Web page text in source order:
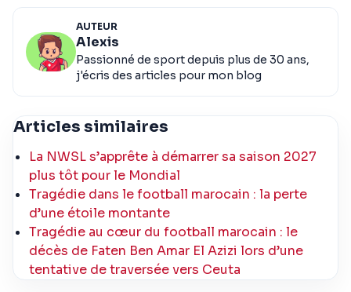
AUTEUR
Alexis
Passionné de sport depuis plus de 30 ans,
j'écris des articles pour mon blog
Articles similaires
La NWSL s’apprête à démarrer sa saison 2027
plus tôt pour le Mondial
Tragédie dans le football marocain : la perte
d’une étoile montante
Tragédie au cœur du football marocain : le
décès de Faten Ben Amar El Azizi lors d’une
tentative de traversée vers Ceuta